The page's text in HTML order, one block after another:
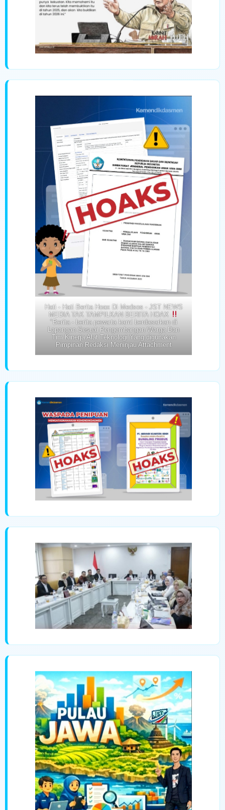
Hati - Hati Berita Hoax Di Medsos - JST NEWS
MEDIA TAK TAMPILKAN BERITA HOAX
"Berita - berita pewarta kami berdasarkan di
Lapangan Sesuai Pengembangan Warga Dan
Tim Kinerja Alat Teknologi Yang digunakan
Pimpinan Redaksi Meninjau Attachment